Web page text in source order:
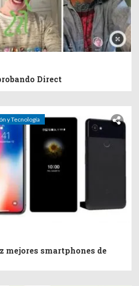
Direct
y Tecnología
mejores smartphones de